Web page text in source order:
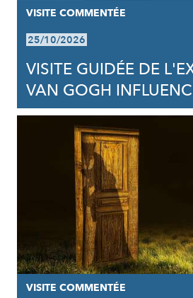
VISITE COMMENTÉE
25/10/2026
VISITE GUIDÉE DE
VAN GOGH
VISITE COMMENTÉE